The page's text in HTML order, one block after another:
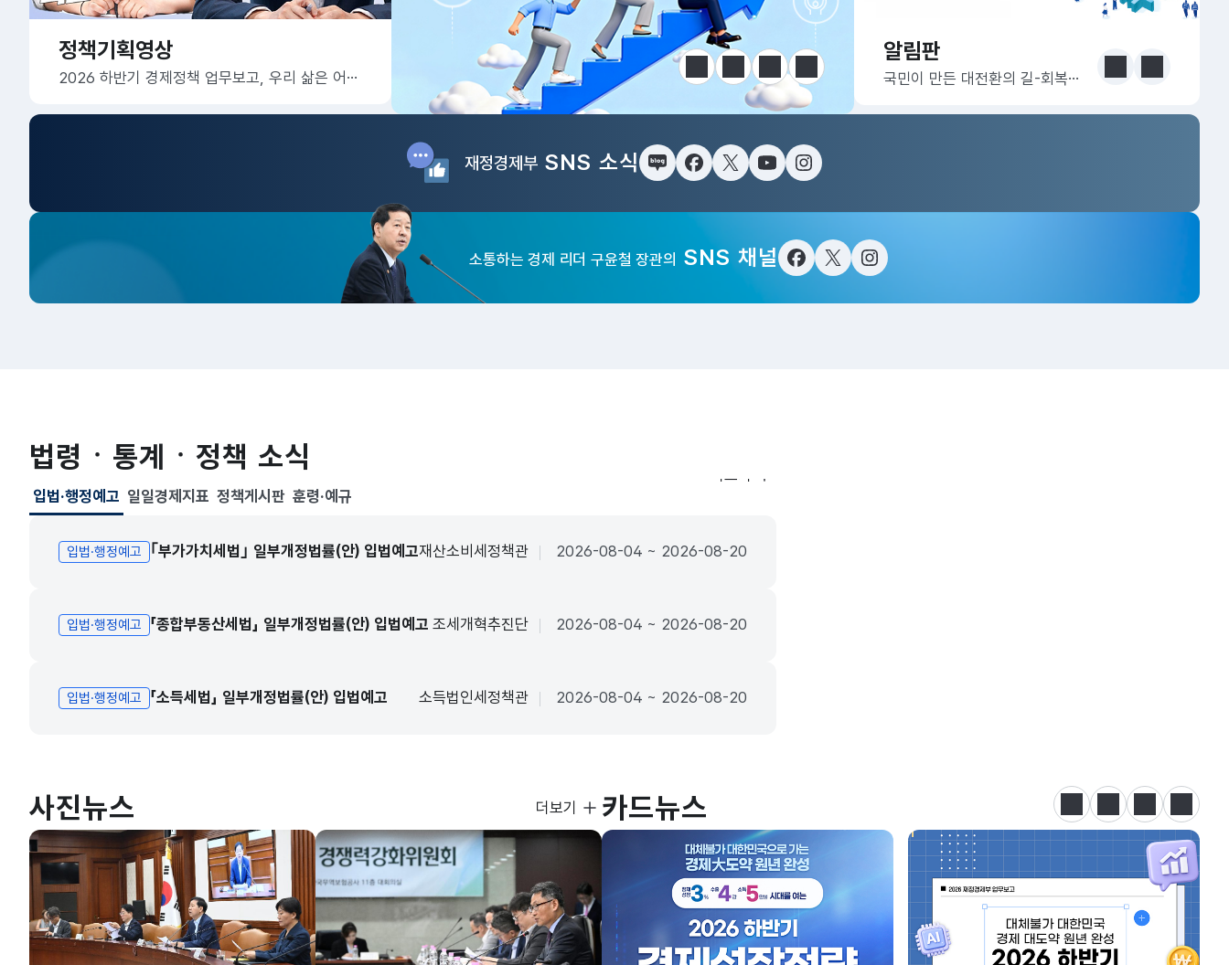
정책기획영상
2026 하반기 경제정책 업무보고, 우리 삶은 어떻게 달라질까요? 정지 이전 다음 한눈에 보는 정책 더보기
알림판
전국민 공급망 애로 핫라인 개설
알림판
국민이 만든 대전환의 길-회복과 도약, 모두의 1년 이전 다음
재정경제부 SNS 소식 블로그페이스북트위터(X)
유튜브인스타그램
소통하는 경제 리더 구윤철 장관의 SNS 채널 페이스북트위터(X)인스타그램
법령ㆍ통계ㆍ정책 소식
입법·행정예고
선택됨
입법·행정예고
입법·행정예고 ｢부가가치세법｣ 일부개정법률(안) 입법예고재산소비세정책관 2026-08-04 ~ 2026-08-20
입법·행정예고 「종합부동산세법」 일부개정법률(안) 입법예고 조세개혁추진단 2026-08-04 ~ 2026-08-20
입법·행정예고 「소득세법」 일부개정법률(안) 입법예고 소득법인세정책관 2026-08-04 ~ 2026-08-20
더보기
일일경제지표 정책게시판 훈령·예규
사진뉴스 사진뉴스
더보기 카드뉴스 정지 이전 다음 카드뉴